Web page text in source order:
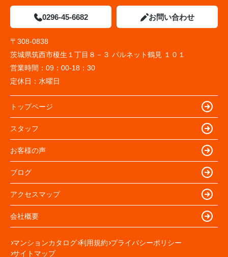
0296-45-6682 お問い合わせ
〒308-0838
茨城県筑西市榎生１丁目８－３ パルネット鶴見 １０１
営業時間： 09：00-18：30
定休日： 水曜日
トップページ
スタッフ
お客様の声
ブログ
アクセスマップ
会社概要
マンションカタログ 利用規約 プライバシーポリシー
サイトマップ